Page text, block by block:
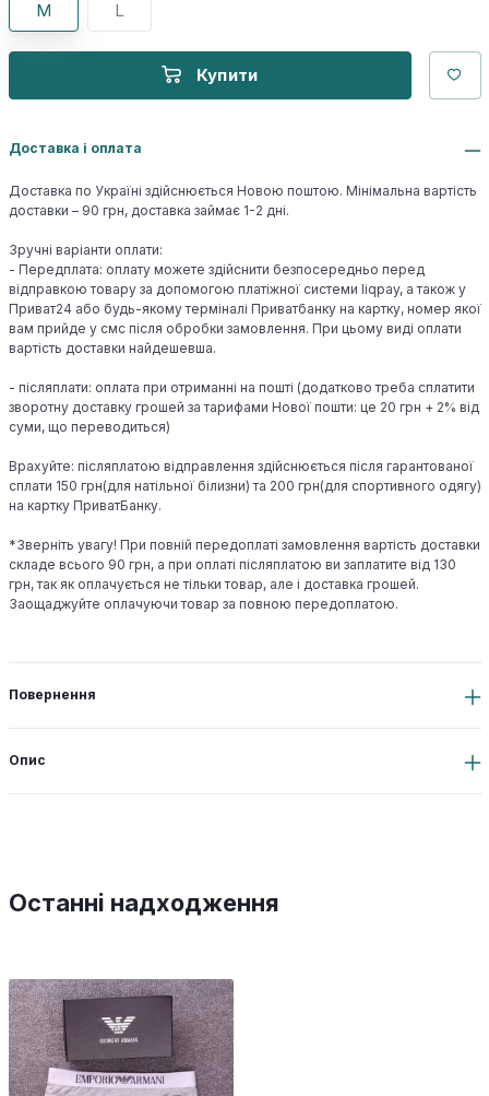
M L
Купити
Доставка і оплата
Доставка по Україні здійснюється Новою поштою. Мінімальна вартість
доставки – 90 грн, доставка займає 1-2 дні.
Зручні варіанти оплати:
- Передплата: оплату можете здійснити безпосередньо перед
відправкою товару за допомогою платіжної системи liqpay, а також у
Приват24 або будь-якому терміналі Приватбанку на картку, номер якої
вам прийде у смс після обробки замовлення. При цьому виді оплати
вартість доставки найдешевша.
- післяплати: оплата при отриманні на пошті (додатково треба сплатити
зворотну доставку грошей за тарифами Нової пошти: це 20 грн + 2% від
суми, що переводиться)
Врахуйте: післяплатою відправлення здійснюється після гарантованої
сплати 150 грн(для натільної білизни) та 200 грн(для спортивного одягу)
на картку ПриватБанку.
*Зверніть увагу! При повній передоплаті замовлення вартість доставки
складе всього 90 грн, а при оплаті післяплатою ви заплатите від 130
грн, так як оплачується не тільки товар, але і доставка грошей.
Заощаджуйте оплачуючи товар за повною передоплатою.
Повернення
Опис
Останні надходження